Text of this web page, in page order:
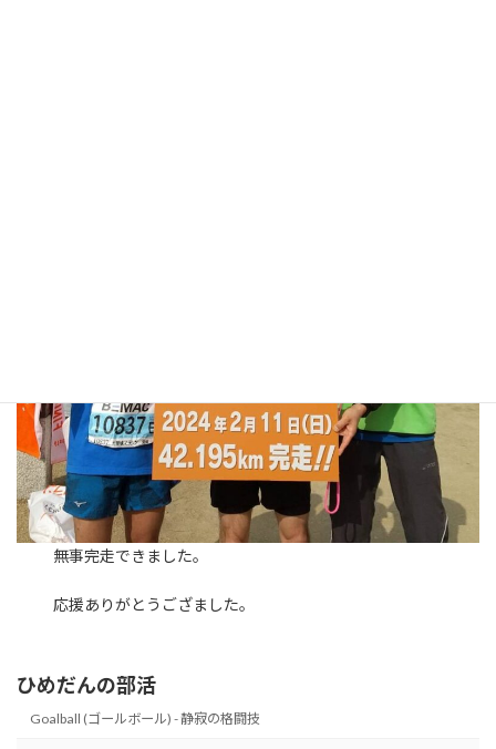
無事完走できました。
応援ありがとうござました。
ひめだんの部活
Goalball (ゴールボール) - 静寂の格闘技